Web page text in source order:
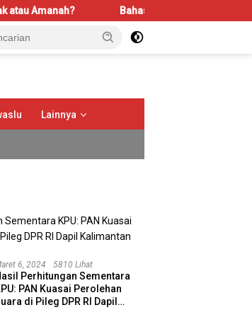
Bahas LBS dan LP2B, REI Kalbar
Lainnya
6, 2024 5810 Lihat
Perhitungan Sementara
PAN Kuasai Perolehan
di Pileg DPR RI Dapil